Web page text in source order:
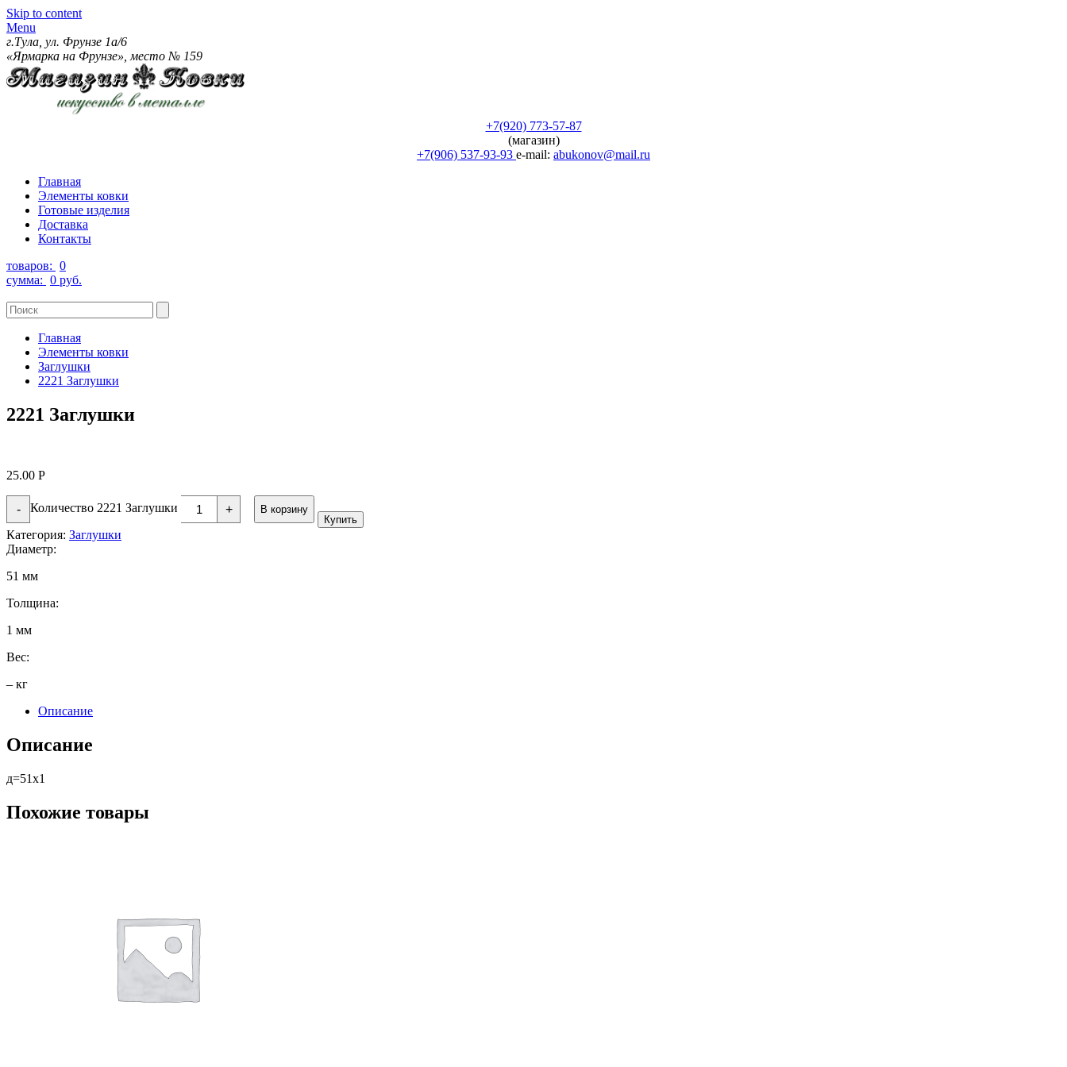
Skip to content
Menu
г.Тула, ул. Фрунзе 1а/6
«Ярмарка на Фрунзе», место № 159
+7(920) 773-57-87
(магазин)
+7(906) 537-93-93 e-mail: abukonov@mail.ru
Главная
Элементы ковки
Готовые изделия
Доставка
Контакты
товаров: 0
сумма: 0 руб.
Главная
Элементы ковки
Заглушки
2221 Заглушки
2221 Заглушки
25.00 Р
- Количество 2221 Заглушки +
В корзину
Купить
Категория: Заглушки
Диаметр:
51 мм
Толщина:
1 мм
Вес:
– кг
Описание
Описание
д=51х1
Похожие товары